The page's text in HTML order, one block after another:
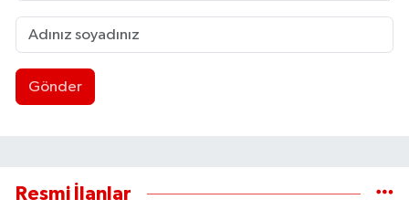
Gönder
Resmi İlanlar